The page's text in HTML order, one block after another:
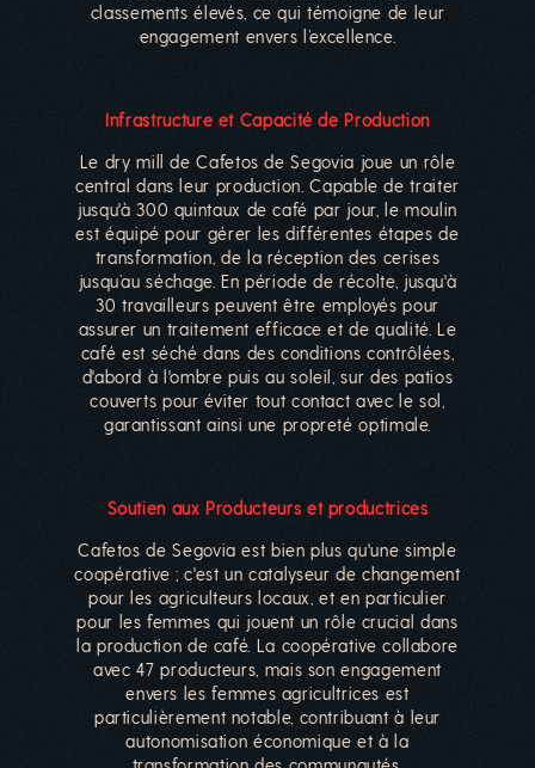
classements élevés, ce qui témoigne de leur
engagement envers l’excellence.
Infrastructure et Capacité de Production
Le dry mill de Cafetos de Segovia joue un rôle
central dans leur production. Capable de traiter
jusqu'à 300 quintaux de café par jour, le moulin
est équipé pour gérer les différentes étapes de
transformation, de la réception des cerises
jusqu’au séchage. En période de récolte, jusqu'à
30 travailleurs peuvent être employés pour
assurer un traitement efficace et de qualité. Le
café est séché dans des conditions contrôlées,
d'abord à l'ombre puis au soleil, sur des patios
couverts pour éviter tout contact avec le sol,
garantissant ainsi une propreté optimale.
Soutien aux Producteurs et productrices
Cafetos de Segovia est bien plus qu'une simple
coopérative ; c'est un catalyseur de changement
pour les agriculteurs locaux, et en particulier
pour les femmes qui jouent un rôle crucial dans
la production de café. La coopérative collabore
avec 47 producteurs, mais son engagement
envers les femmes agricultrices est
particulièrement notable, contribuant à leur
autonomisation économique et à la